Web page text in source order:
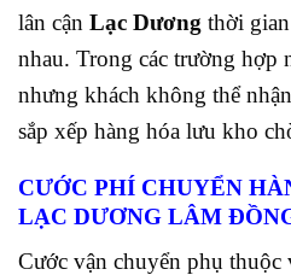
lân cận Lạc Dương thời
nhau. Trong các trường hợp
nhưng khách không thể
sắp xếp hàng hóa lưu kho
CƯỚC PHÍ CHUYỂN
LẠC DƯƠNG LÂM
Cước vận chuyển phụ thuộc